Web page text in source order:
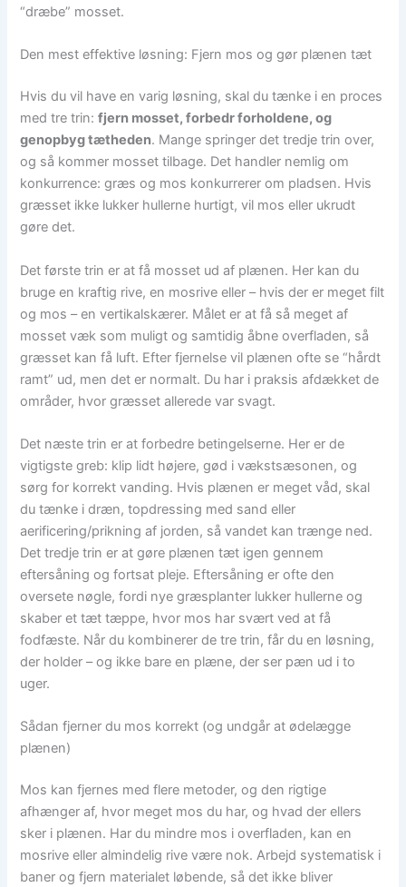
“dræbe” mosset.
Den mest effektive løsning: Fjern mos og gør plænen tæt
Hvis du vil have en varig løsning, skal du tænke i en proces
med tre trin:fjern mosset, forbedr forholdene, og
genopbyg tætheden. Mange springer det tredje trin over,
og så kommer mosset tilbage. Det handler nemlig om
konkurrence: græs og mos konkurrerer om pladsen. Hvis
græsset ikke lukker hullerne hurtigt, vil mos eller ukrudt
gøre det.
Det første trin er at få mosset ud af plænen. Her kan du
bruge en kraftig rive, en mosrive eller – hvis der er meget filt
og mos – en vertikalskærer. Målet er at få så meget af
mosset væk som muligt og samtidig åbne overfladen, så
græsset kan få luft. Efter fjernelse vil plænen ofte se “hårdt
ramt” ud, men det er normalt. Du har i praksis afdækket de
områder, hvor græsset allerede var svagt.
Det næste trin er at forbedre betingelserne. Her er de
vigtigste greb: klip lidt højere, gød i vækstsæsonen, og
sørg for korrekt vanding. Hvis plænen er meget våd, skal
du tænke i dræn, topdressing med sand eller
aerificering/prikning af jorden, så vandet kan trænge ned.
Det tredje trin er at gøre plænen tæt igen gennem
eftersåning og fortsat pleje. Eftersåning er ofte den
oversete nøgle, fordi nye græsplanter lukker hullerne og
skaber et tæt tæppe, hvor mos har svært ved at få
fodfæste. Når du kombinerer de tre trin, får du en løsning,
der holder – og ikke bare en plæne, der ser pæn ud i to
uger.
Sådan fjerner du mos korrekt (og undgår at ødelægge
plænen)
Mos kan fjernes med flere metoder, og den rigtige
afhænger af, hvor meget mos du har, og hvad der ellers
sker i plænen. Har du mindre mos i overfladen, kan en
mosrive eller almindelig rive være nok. Arbejd systematisk i
baner og fjern materialet løbende, så det ikke bliver